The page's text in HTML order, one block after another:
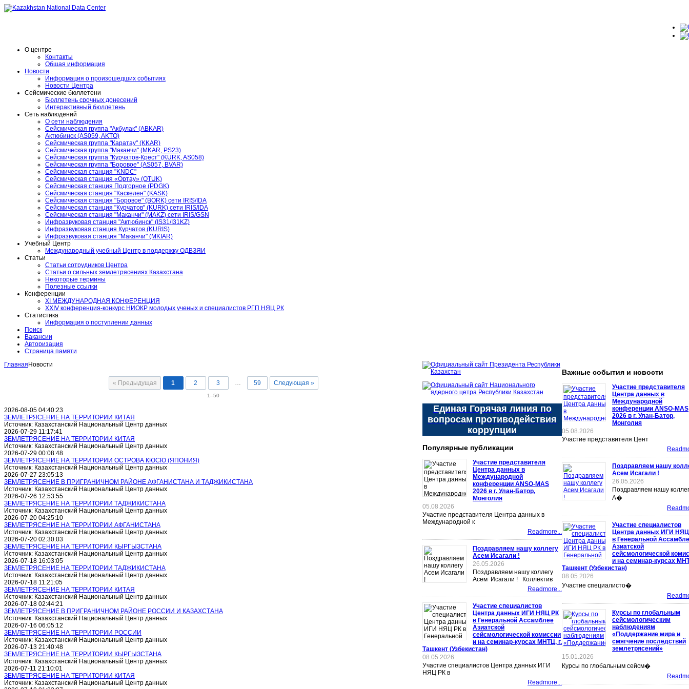
O центре
Контакты
Общая информация
Новости
Информация о произошедших событиях
Новости Центра
Сейсмические бюллетени
Бюллетень срочных донесений
Интерактивный бюллетень
Сеть наблюдений
О сети наблюдения
Сейсмическая группа "Акбулак" (ABKAR)
Актюбинск (AS059, AKTO)
Сейсмическая группа "Каратау" (KKAR)
Сейсмическая группа "Маканчи" (MKAR, PS23)
Сейсмическая группа "Курчатов-Крест" (KURK, AS058)
Сейсмическая группа "Боровое" (AS057, BVAR)
Сейсмическая станция "KNDC"
Сейсмическая станция «Ортау» (OTUK)
Сейсмическая станция Подгорное (PDGK)
Сейсмическая станция "Каскелен" (KASK)
Сейсмическая станция "Боровое" (BORK) сети IRIS/IDA
Сейсмическая станция "Курчатов" (KURK) сети IRIS/IDA
Сейсмическая станция "Маканчи" (MAKZ) сети IRIS/GSN
Инфразвуковая станция "Актюбинск" (IS31/I31KZ)
Инфразвуковая станция Курчатов (KURIS)
Инфразвуковая станция "Маканчи" (MKIAR)
Учебный Центр
Международный учебный Центр в поддержку ОДВЗЯИ
Статьи
Статьи сотрудников Центра
Статьи о сильных землетрясениях Казахстана
Некоторые термины
Полезные ссылки
Конференции
XI МЕЖДУНАРОДНАЯ КОНФЕРЕНЦИЯ
ХⅩΙⅤ конференция-конкурс НИОКР молодых ученых и специалистов РГП НЯЦ РК
Статистика
Информация о поступлении данных
Поиск
Вакансии
Авторизация
Страница памяти
Главная Новости
« Предыдущая 1 2 3 … 59 Следующая »
1–50
2026-08-05 04:40:23
ЗЕМЛЕТРЯСЕНИЕ НА ТЕРРИТОРИИ КИТАЯ
Источник: Казахстанский Национальный Центр данных
2026-07-29 11:17:41
ЗЕМЛЕТРЯСЕНИЕ НА ТЕРРИТОРИИ КИТАЯ
Источник: Казахстанский Национальный Центр данных
2026-07-29 00:08:48
ЗЕМЛЕТРЯСЕНИЕ НА ТЕРРИТОРИИ ОСТРОВА КЮСЮ (ЯПОНИЯ)
Источник: Казахстанский Национальный Центр данных
2026-07-27 23:05:13
ЗЕМЛЕТРЯСЕНИЕ В ПРИГРАНИЧНОМ РАЙОНЕ АФГАНИСТАНА И ТАДЖИКИСТАНА
Источник: Казахстанский Национальный Центр данных
2026-07-26 12:53:55
ЗЕМЛЕТРЯСЕНИЕ НА ТЕРРИТОРИИ ТАДЖИКИСТАНА
Источник: Казахстанский Национальный Центр данных
2026-07-20 04:25:10
ЗЕМЛЕТРЯСЕНИЕ НА ТЕРРИТОРИИ АФГАНИСТАНА
Источник: Казахстанский Национальный Центр данных
2026-07-20 02:30:03
ЗЕМЛЕТРЯСЕНИЕ НА ТЕРРИТОРИИ КЫРГЫЗСТАНА
Источник: Казахстанский Национальный Центр данных
2026-07-18 16:03:05
ЗЕМЛЕТРЯСЕНИЕ НА ТЕРРИТОРИИ ТАДЖИКИСТАНА
Источник: Казахстанский Национальный Центр данных
2026-07-18 11:21:05
ЗЕМЛЕТРЯСЕНИЕ НА ТЕРРИТОРИИ КИТАЯ
Источник: Казахстанский Национальный Центр данных
2026-07-18 02:44:21
ЗЕМЛЕТРЯСЕНИЕ В ПРИГРАНИЧНОМ РАЙОНЕ РОССИИ И КАЗАХСТАНА
Источник: Казахстанский Национальный Центр данных
2026-07-16 06:05:12
ЗЕМЛЕТРЯСЕНИЕ НА ТЕРРИТОРИИ РОССИИ
Источник: Казахстанский Национальный Центр данных
2026-07-13 21:40:48
ЗЕМЛЕТРЯСЕНИЕ НА ТЕРРИТОРИИ КЫРГЫЗСТАНА
Источник: Казахстанский Национальный Центр данных
2026-07-11 21:10:01
ЗЕМЛЕТРЯСЕНИЕ НА ТЕРРИТОРИИ КИТАЯ
Источник: Казахстанский Национальный Центр данных
Единая Горячая линия по
вопросам противодействия
коррупции
Популярные публикации
Участие представителя
Центра данных в
Международной
конференции ANSO-MAS
2026 в г. Улан-Батор,
Монголия
05.08.2026
Участие представителя Центра данных в
Международной к
Readmore...
Поздравляем нашу коллегу
Асем Исагали !
26.05.2026
Поздравляем нашу коллегу
Асем Исагали ! Коллектив
Readmore...
Участие специалистов
Центра данных ИГИ НЯЦ РК
в Генеральной Ассамблее
Азиатской
сейсмологической комиссии
и на семинар-курсах МНТЦ, г.
Ташкент (Узбекистан)
08.05.2026
Участие специалистов Центра данных ИГИ
НЯЦ РК в
Readmore...
Важные события и новости
Участие представителя
Центра данных в
Международной
конференции ANSO-MAS
2026 в г. Улан-Батор,
Монголия
05.08.2026
Участие представителя Цент
Поздравляем нашу
Асем Исагали !
26.05.2026
Поздравляем нашу
А�
Участие специалистов
Центра данных ИГИ
в Генеральной
Азиатской
сейсмологической
и на семинар-курсах
Ташкент (Узбекистан)
08.05.2026
Участие специалисто�
Курсы по глобальным
сейсмологическим
наблюдениям
«Поддержание мира и
смягчение последствий
землетрясений»
15.01.2026
Курсы по глобальным сейсм�